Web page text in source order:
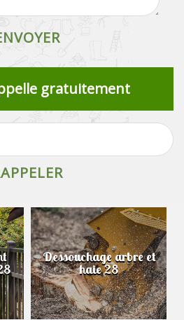
gratuitement
Dessouchage arbre et
haie 28